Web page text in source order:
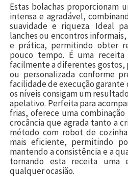
Estas bolachas proporcionam
intensa e agradável,
suavidade e riqueza. Ideal
lanches ou encontros
e prática, permitindo obter
pouco tempo. É uma
facilmente a diferentes
ou personalizada conforme
facilidade de execução
os níveis consigam um
apelativo. Perfeita para
frias, oferece uma
crocância que agrada tanto a
método com robot de
mais eficiente, permitindo
mantendo a consistência e a
tornando esta receita uma
qualquer ocasião.